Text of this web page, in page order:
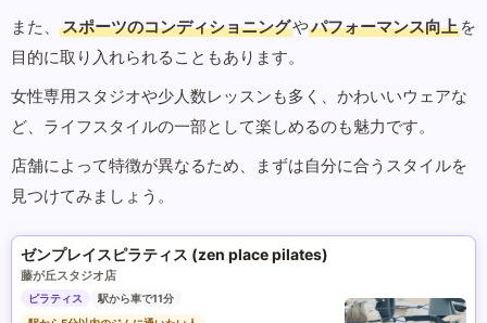
また、
スポーツのコンディショニングやパフォーマンス向上 を
目的に取り入れられることもあります。
女性専用スタジオや少人数レッスンも多く、かわいいウェアな
ど、ライフスタイルの一部として楽しめるのも魅力です。
店舗によって特徴が異なるため、まずは自分に合うスタイルを
見つけてみましょう。
ゼンプレイスピラティス (zen place pilates)
藤が丘スタジオ店
ピラティス
駅から車で11分